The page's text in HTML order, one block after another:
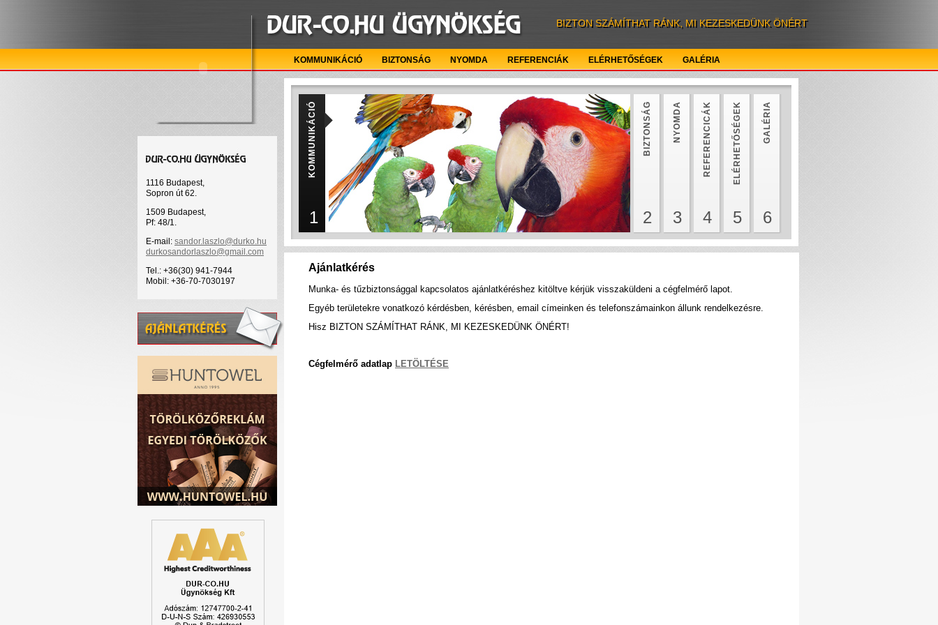
BIZTON SZÁMÍTHAT RÁNK, MI KEZESKEDÜNK ÖNÉRT
KOMMUNIKÁCIÓ BIZTONSÁG NYOMDA REFERENCIÁK ELÉRHETŐSÉGEK GALÉRIA
1116 Budapest,
Sopron út 62.
1509 Budapest,
Pf: 48/1.
E-mail: sandor.laszlo@durko.hu
durkosandorlaszlo@gmail.com
Tel.: +36(30) 941-7944
Mobil: +36-70-7030197
KOMMUNIKÁCIÓ
1
BIZTONSÁG
2
NYOMDA
3
REFERENCICÁK
4
ELÉRHETŐSÉGEK
5
GALÉRIA
6
Ajánlatkérés
Munka- és tűzbiztonsággal kapcsolatos ajánlatkéréshez kitöltve kérjük visszaküldeni a cégfelmérő lapot.
Egyéb területekre vonatkozó kérdésben, kérésben, email címeinken és telefonszámainkon állunk rendelkezésre.
Hisz BIZTON SZÁMÍTHAT RÁNK, MI KEZESKEDÜNK ÖNÉRT!
Cégfelmérő adatlap LETÖLTÉSE